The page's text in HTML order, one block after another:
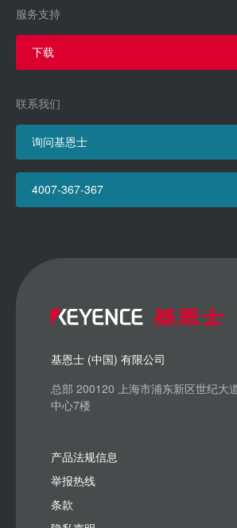
服务支持
下载
联系我们
询问基恩士
4007-367-367
基恩士 (中国) 有限公司
总部 200120 上海市浦东新区世纪大
中心7楼
产品法规信息
举报热线
条款